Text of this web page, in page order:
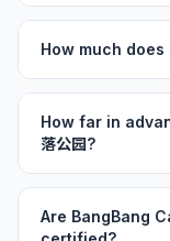
How much does
How far in
落公园?
Are BangBang